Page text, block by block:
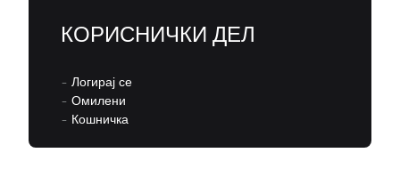
КОРИСНИЧКИ ДЕЛ
– Логирај се
– Омилени
– Кошничка